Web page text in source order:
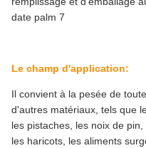
Le champ d'application:
Il convient à la pesée de
d'autres matériaux, tels que
les pistaches, les noix de
les haricots, les aliments